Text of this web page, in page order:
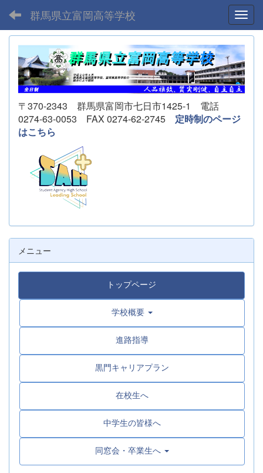
群馬県立富岡高等学校
〒370-2343 群馬県富岡市七日市1425-1 電話
0274-63-0053 FAX 0274-62-2745 定時制のページ
はこちら
メニュー
トップページ
学校概要
進路指導
黒門キャリアプラン
在校生へ
中学生の皆様へ
同窓会・卒業生へ